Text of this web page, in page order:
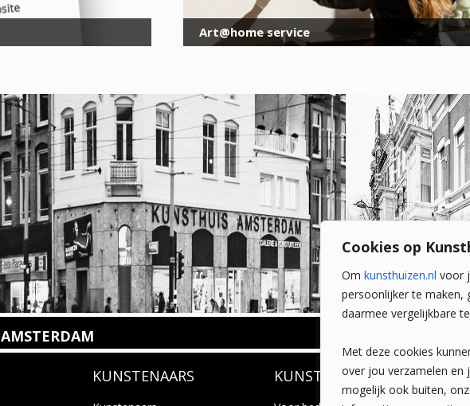
Cookies op
Om kunsthuizen.nl voor
persoonlijker te maken,
daarmee vergelijkbare
Met deze cookies
over jou verzamelen en
mogelijk ook buiten,
Art@home service
AMSTERDAM
1075 VX Amsterdam
Wilhelminastraat 11
4818 SB Breda
+31 (0)76 5221309
KUNSTENAARS KUNSTUITLEEN